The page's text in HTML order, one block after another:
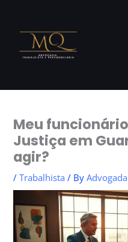
content
Meu
Justiça em
agir?
/Trabalhista / By